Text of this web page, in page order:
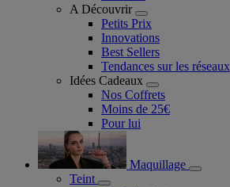
A Découvrir
Petits Prix
Innovations
Best Sellers
Tendances sur les réseaux
Idées Cadeaux
Nos Coffrets
Moins de 25€
Pour lui
Maquillage
Teint